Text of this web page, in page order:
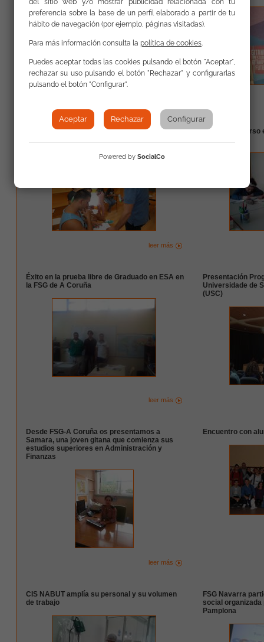
Nuevas iniciativas en el Programa Acceder de
leer más
Empieza el curso
Éxito en la prueba libre de Graduado en ESA en
la FSG de A Coruña
leer más
Presentación
Universidade de
(USC)
Desde FSG-A Coruña os presentamos a
Samara, una joven gitana que comienza sus
estudios superiores en Administración y
Finanzas
leer más
Encuentro con
CIS NABUT amplía su personal y su volumen
de trabajo
FSG Navarra
social organizada
Pamplona
preferencia sobre la base de un perfil elaborado a partir de tu
hábito de navegación (por ejemplo, páginas visitadas).
Para más información consulta la política de cookies
Puedes aceptar todas las cookies pulsando el botón "Aceptar",
rechazar su uso pulsando el botón "Rechazar" y configurarlas
pulsando el botón "Configurar".
Aceptar Rechazar Configurar
Powered by SocialCo